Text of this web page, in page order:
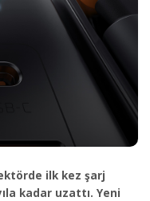
ilk kez şarj
kadar uzattı. Yeni